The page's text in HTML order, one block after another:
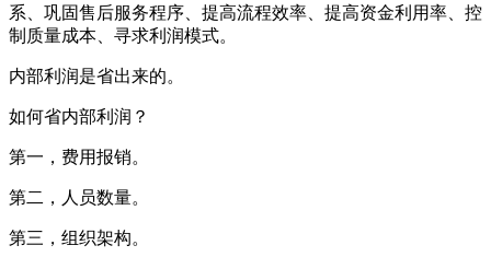
系、巩固售后服务程序、提高流程效率、提高资金利用率、控
制质量成本、寻求利润模式。
内部利润是省出来的。
如何省内部利润？
第一，费用报销。
第二，人员数量。
第三，组织架构。